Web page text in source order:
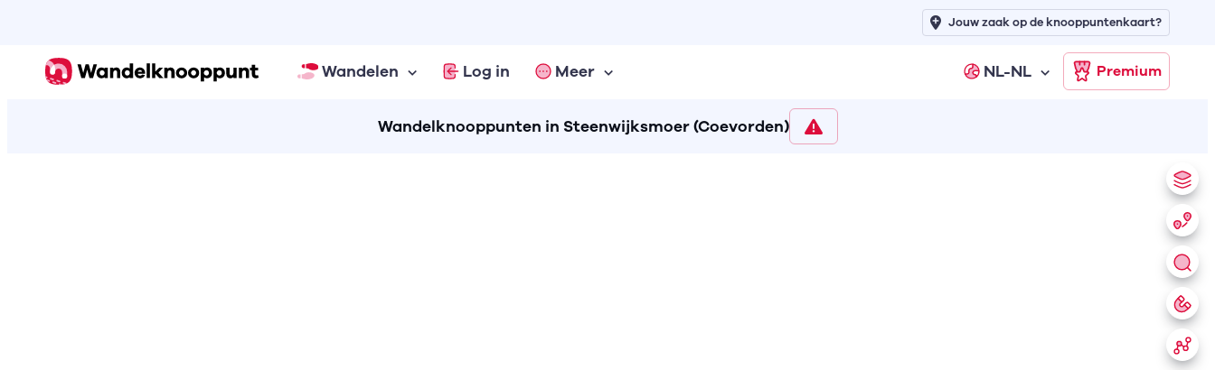
Wandelen Log in Meer NL-NL Premium
Jouw zaak op de knooppuntenkaart?
Wandelknooppunten in Steenwijksmoer (Coevorden)